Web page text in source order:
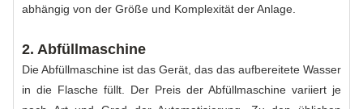
abhängig von der Größe und Komplexität der Anlage.
2. Abfüllmaschine
Die Abfüllmaschine ist das Gerät, das das aufbereitete Wasser
in die Flasche füllt. Der Preis der Abfüllmaschine variiert je